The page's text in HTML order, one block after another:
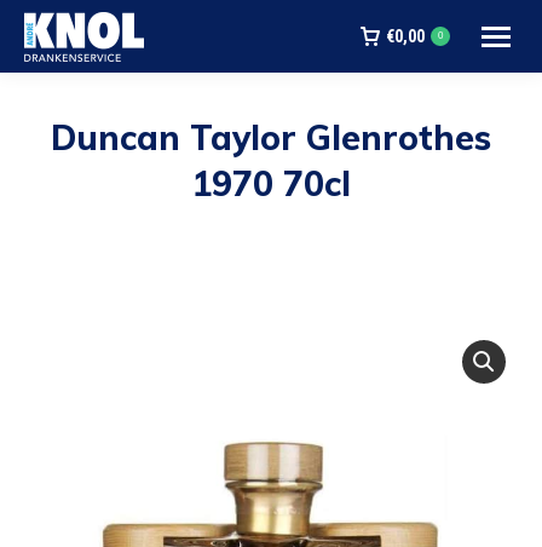
€0,00 0
Duncan Taylor Glenrothes
1970 70cl